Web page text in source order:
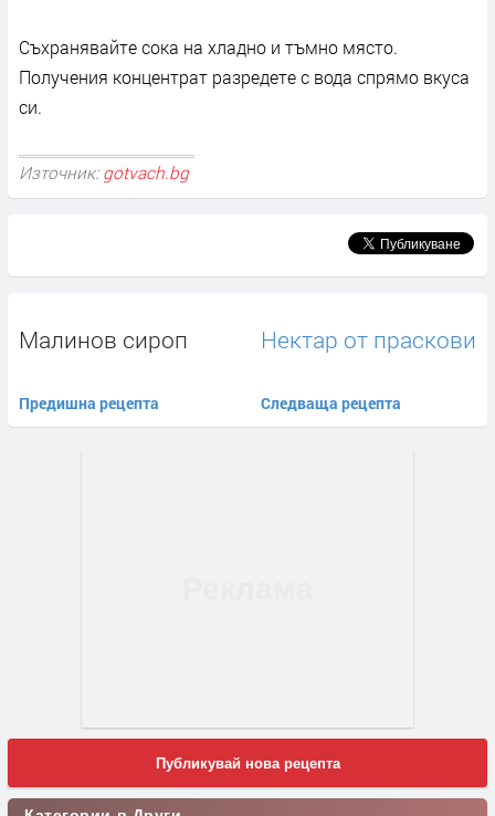
Съхранявайте сока на хладно и тъмно място.
Получения концентрат разредете с вода спрямо вкуса
си.
Източник: gotvach.bg
Малинов сироп
Предишна рецепта
Нектар от праскови
Следваща рецепта
Публикувай нова рецепта